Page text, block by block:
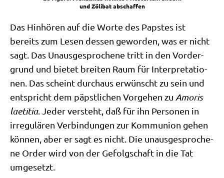
und Zöli­bat abschaffen
Das Hin­hö­ren auf die Wor­te des Pap­stes ist
bereits zum Lesen des­sen gewor­den, was er nicht
sagt. Das Unaus­ge­spro­che­ne tritt in den Vor­der­
grund und bie­tet brei­ten Raum für Inter­pre­ta­tio­
nen. Das scheint durch­aus erwünscht zu sein und
ent­spricht dem päpst­li­chen Vor­ge­hen zu Amo­ris
lae­ti­tia. Jeder ver­steht, daß für ihn Per­so­nen in
irre­gu­lä­ren Ver­bin­dun­gen zur Kom­mu­ni­on gehen
kön­nen, aber er sagt es nicht. Die unaus­ge­spro­che­
ne Order wird von der Gefolg­schaft in die Tat
umgesetzt.